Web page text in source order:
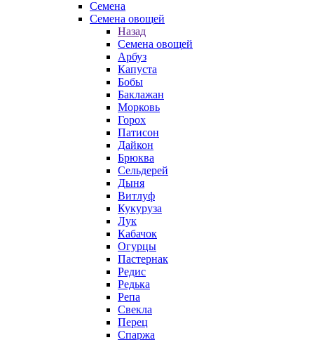
Семена
Семена овощей
Назад
Семена овощей
Арбуз
Капуста
Бобы
Баклажан
Морковь
Горох
Патисон
Дайкон
Брюква
Сельдерей
Дыня
Витлуф
Кукуруза
Лук
Кабачок
Огурцы
Пастернак
Редис
Редька
Репа
Свекла
Перец
Спаржа